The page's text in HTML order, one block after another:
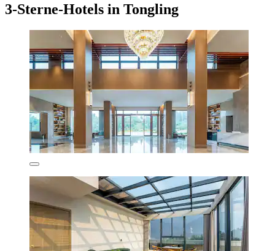
3-Sterne-Hotels in Tongling